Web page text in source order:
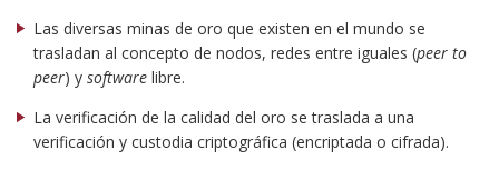
Las diversas minas de oro que existen en el mundo se
trasladan al concepto de nodos, redes entre iguales (peer to
peer) y software libre.
La verificación de la calidad del oro se traslada a una
verificación y custodia criptográfica (encriptada o cifrada).